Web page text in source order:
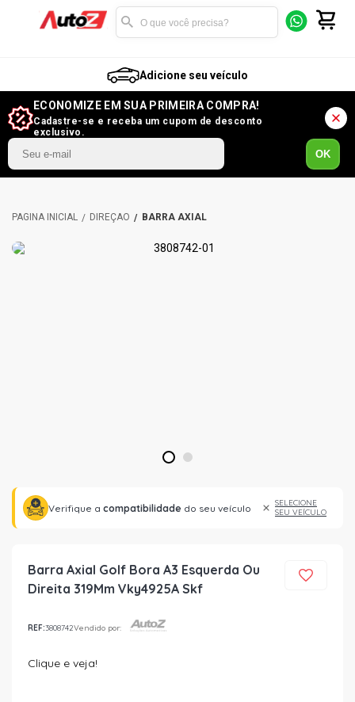
Adicione seu veículo
ECONOMIZE EM SUA PRIMEIRA COMPRA!
Cadastre-se e receba um cupom de desconto
exclusivo.
OK
DIREÇÃO BARRA AXIAL
1 2
Verifique a compatibilidade do seu veículo
SELECIONE
SEU VEÍCULO
Barra Axial Golf Bora A3 Esquerda Ou
Direita 319Mm Vky4925A Skf
REF:3808742Vendido por:
Clique e veja!